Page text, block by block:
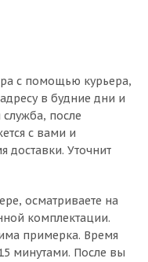
с помощью курьера,
в будние дни и
служба, после
с вами и
доставки. Уточнит
осматриваете на
комплектации.
примерка. Время
минутами. После вы